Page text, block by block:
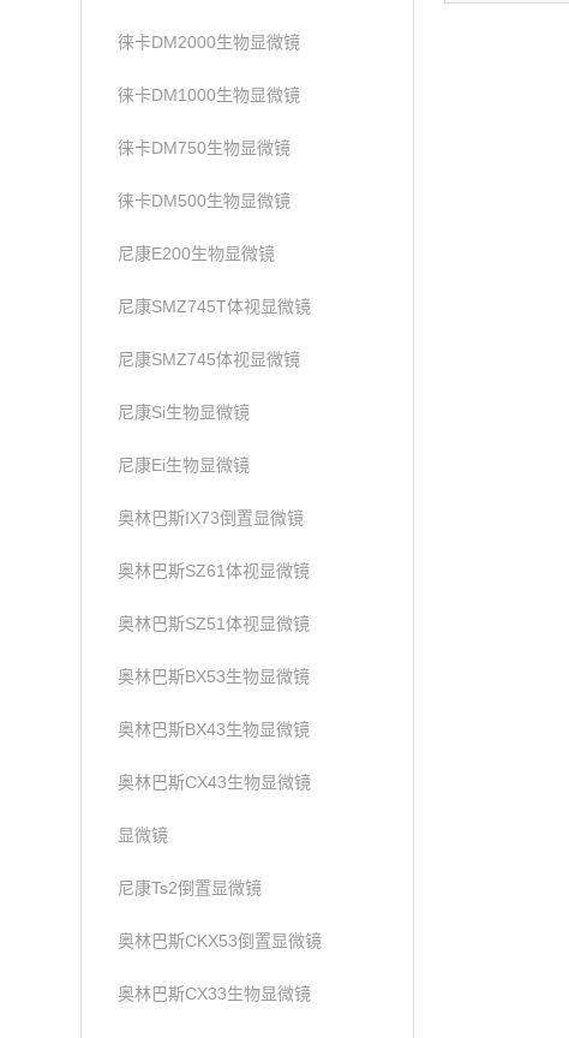
徕卡DM2000生物显微镜
徕卡DM1000生物显微镜
徕卡DM750生物显微镜
徕卡DM500生物显微镜
尼康E200生物显微镜
尼康SMZ745T体视显微镜
尼康SMZ745体视显微镜
尼康Si生物显微镜
尼康Ei生物显微镜
奥林巴斯IX73倒置显微镜
奥林巴斯SZ61体视显微镜
奥林巴斯SZ51体视显微镜
奥林巴斯BX53生物显微镜
奥林巴斯BX43生物显微镜
奥林巴斯CX43生物显微镜
显微镜
尼康Ts2倒置显微镜
奥林巴斯CKX53倒置显微镜
奥林巴斯CX33生物显微镜